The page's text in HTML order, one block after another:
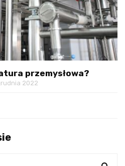
przemysłowa?
2022